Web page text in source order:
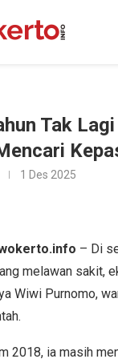
Tak
1 Des 2025
– Di
melawan sakit,
Wiwi Purnomo,
2018, ia masih